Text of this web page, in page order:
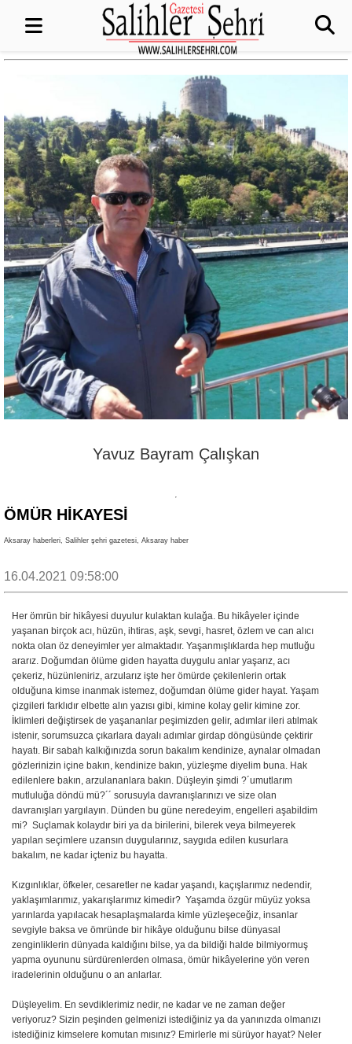
Yavuz Bayram Çalışkan
ÖMÜR HİKAYESİ
Aksaray haberleri, Salihler şehri gazetesi, Aksaray haber
16.04.2021 09:58:00
Her ömrün bir hikâyesi duyulur kulaktan kulağa. Bu hikâyeler içinde
yaşanan birçok acı, hüzün, ihtiras, aşk, sevgi, hasret, özlem ve can alıcı
nokta olan öz deneyimler yer almaktadır. Yaşanmışlıklarda hep mutluğu
ararız. Doğumdan ölüme giden hayatta duygulu anlar yaşarız, acı
çekeriz, hüzünleniriz, arzularız işte her ömürde çekilenlerin ortak
olduğuna kimse inanmak istemez, doğumdan ölüme gider hayat. Yaşam
çizgileri farklıdır elbette alın yazısı gibi, kimine kolay gelir kimine zor.
İklimleri değiştirsek de yaşananlar peşimizden gelir, adımlar ileri atılmak
istenir, sorumsuzca çıkarlara dayalı adımlar girdap döngüsünde çektirir
hayatı. Bir sabah kalkığınızda sorun bakalım kendinize, aynalar olmadan
gözlerinizin içine bakın, kendinize bakın, yüzleşme diyelim buna. Hak
edilenlere bakın, arzulananlara bakın. Düşleyin şimdi ?´umutlarım
mutluluğa döndü mü?´´ sorusuyla davranışlarınızı ve size olan
davranışları yargılayın. Dünden bu güne neredeyim, engelleri aşabildim
mi? Suçlamak kolaydır biri ya da birilerini, bilerek veya bilmeyerek
yapılan seçimlere uzansın duygularınız, saygıda edilen kusurlara
bakalım, ne kadar içteniz bu hayatta.
Kızgınlıklar, öfkeler, cesaretler ne kadar yaşandı, kaçışlarımız nedendir,
yaklaşımlarımız, yakarışlarımız kimedir? Yaşamda özgür müyüz yoksa
yarınlarda yapılacak hesaplaşmalarda kimle yüzleşeceğiz, insanlar
sevgiyle baksa ve ömründe bir hikâye olduğunu bilse dünyasal
zenginliklerin dünyada kaldığını bilse, ya da bildiği halde bilmiyormuş
yapma oyununu sürdürenlerden olmasa, ömür hikâyelerine yön veren
iradelerinin olduğunu o an anlarlar.
Düşleyelim. En sevdiklerimiz nedir, ne kadar ve ne zaman değer
veriyoruz? Sizin peşinden gelmenizi istediğiniz ya da yanınızda olmanızı
istediğiniz kimselere komutan mısınız? Emirlerle mi sürüyor hayat? Neler